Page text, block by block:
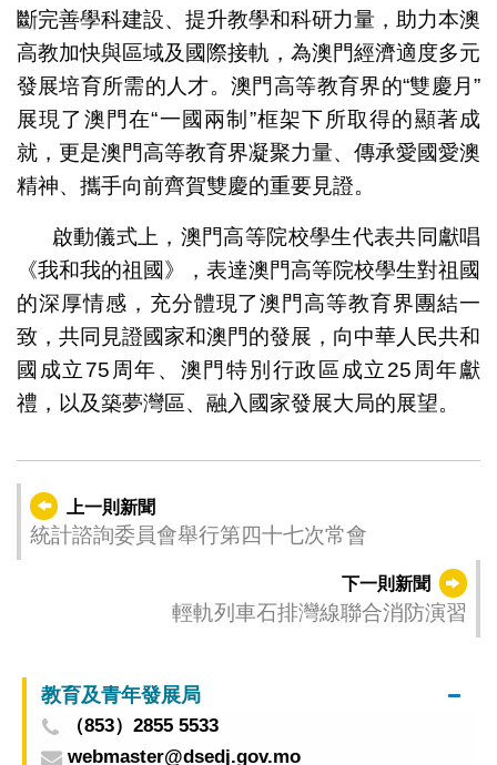
斷完善學科建設、提升教學和科研力量，助力本澳
高教加快與區域及國際接軌，為澳門經濟適度多元
發展培育所需的人才。澳門高等教育界的“雙慶月”
展現了澳門在“一國兩制”框架下所取得的顯著成
就，更是澳門高等教育界凝聚力量、傳承愛國愛澳
精神、攜手向前齊賀雙慶的重要見證。
啟動儀式上，澳門高等院校學生代表共同獻唱
《我和我的祖國》，表達澳門高等院校學生對祖國
的深厚情感，充分體現了澳門高等教育界團結一
致，共同見證國家和澳門的發展，向中華人民共和
國成立75周年、澳門特別行政區成立25周年獻
禮，以及築夢灣區、融入國家發展大局的展望。
上一則新聞
統計諮詢委員會舉行第四十七次常會
下一則新聞
輕軌列車石排灣線聯合消防演習
教育及青年發展局
（853）2855 5533
webmaster@dsedj.gov.mo